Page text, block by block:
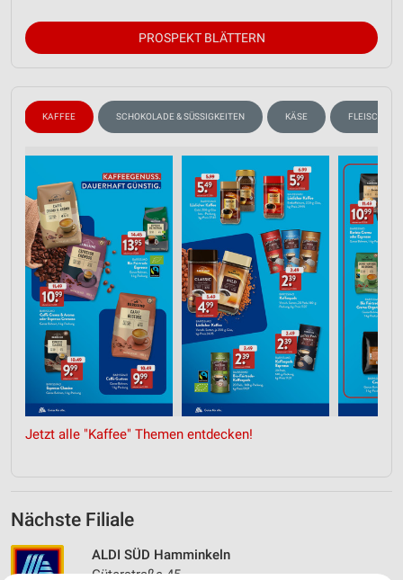
PROSPEKT BLÄTTERN
KAFFEE SCHOKOLADE & SÜSSIGKEITEN KÄSE FLEISCH &
Jetzt alle "Kaffee" Themen entdecken!
Nächste Filiale
ALDI SÜD Hamminkeln
Güterstraße 45